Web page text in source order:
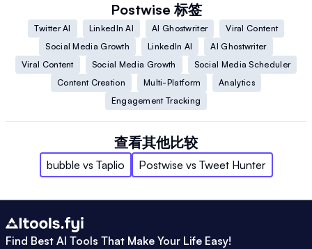
Postwise 标签
Twitter AI LinkedIn AI AI Ghostwriter
Viral Content
Social Media Growth
LinkedIn AI
AI Ghostwriter
Viral Content
Social Media Growth
Social Media Scheduler
Content Creation
Multi-Platform
Analytics
Engagement Tracking
查看其他比较
bubble vs Taplio Postwise vs Tweet Hunter
Find Best AI Tools That Make Your Life Easy!